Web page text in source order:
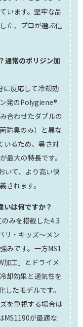
います。堅牢な品
た、プロが選ぶ信
通常のポリジン加
に反応して冷却効
発のPolygiene®
合わせたダブルの
防臭のみ）と異な
いるため、暑さ対
最大の特長です。
いて、より高い快
されます。
いは何ですか？
みを搭載した4.3
リ・キッズ〜メン
みです。一方MS1
加工」とドライメ
却効果と通気性を
たモデルです。
を重視する場合は
MS1190が最適な